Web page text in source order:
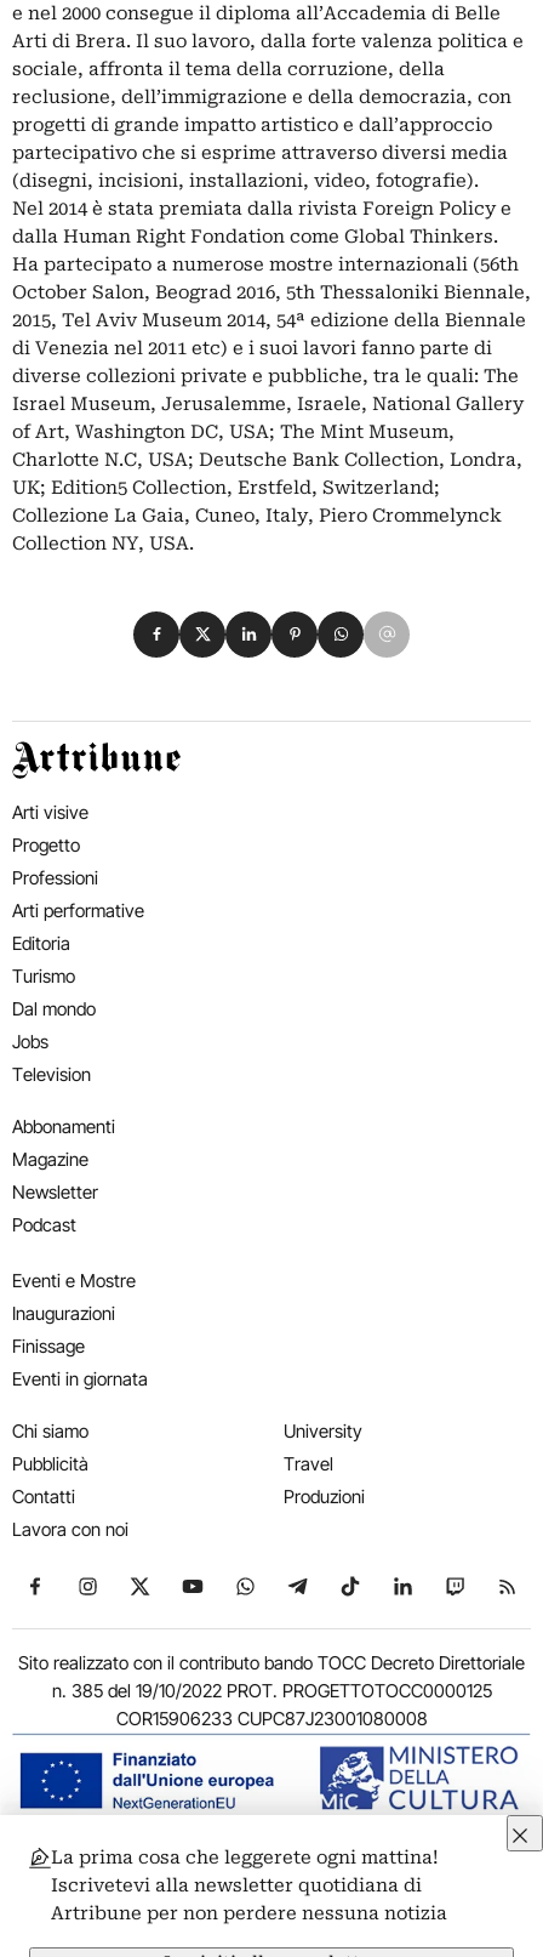
e nel 2000 consegue il diploma all’Accademia di Belle
Arti di Brera. Il suo lavoro, dalla forte valenza politica e
sociale, affronta il tema della corruzione, della
reclusione, dell’immigrazione e della democrazia, con
progetti di grande impatto artistico e dall’approccio
partecipativo che si esprime attraverso diversi media
(disegni, incisioni, installazioni, video, fotografie).
Nel 2014 è stata premiata dalla rivista Foreign Policy e
dalla Human Right Fondation come Global Thinkers.
Ha partecipato a numerose mostre internazionali (56th
October Salon, Beograd 2016, 5th Thessaloniki Biennale,
2015, Tel Aviv Museum 2014, 54ª edizione della Biennale
di Venezia nel 2011 etc) e i suoi lavori fanno parte di
diverse collezioni private e pubbliche, tra le quali: The
Israel Museum, Jerusalemme, Israele, National Gallery
of Art, Washington DC, USA; The Mint Museum,
Charlotte N.C, USA; Deutsche Bank Collection, Londra,
UK; Edition5 Collection, Erstfeld, Switzerland;
Collezione La Gaia, Cuneo, Italy, Piero Crommelynck
Collection NY, USA.
Condividi su Facebook
Condividi su X
Condividi su LinkedIn
Condividi su Pinterest
Condividi su WhatsApp
Condividi su Email
Artribune
Arti visive
Progetto
Professioni
Arti performative
Editoria
Turismo
Dal mondo
Jobs
Television
Abbonamenti
Magazine
Newsletter
Podcast
Eventi e Mostre
Inaugurazioni
Finissage
Eventi in giornata
Chi siamo
Pubblicità
Contatti
Lavora con noi
University
Travel
Produzioni
Seguici su Facebook
Seguici su Instagram
Seguici su X
Seguici su YouTube
Seguici su WhatsApp
Seguici su Telegram
Seguici su TikTok
Seguici su
Seguici
Sito realizzato con il contributo bando TOCC Decreto Direttoriale
n. 385 del 19/10/2022 PROT. PROGETTOTOCC0000125
COR15906233 CUPC87J23001080008
© 2011-2026 ARTRIBUNE srl – Corso Vittorio Emanuele II, 287 –
00186 Roma - P.I. 11381581005
Privacy: Responsabile della protezione dei dati personali
ARTRIBUNE srl – Corso Vittorio Emanuele II, 287 – 00186 Roma
La prima cosa che leggerete ogni mattina!
Iscrivetevi alla newsletter quotidiana di
Artribune per non perdere nessuna notizia